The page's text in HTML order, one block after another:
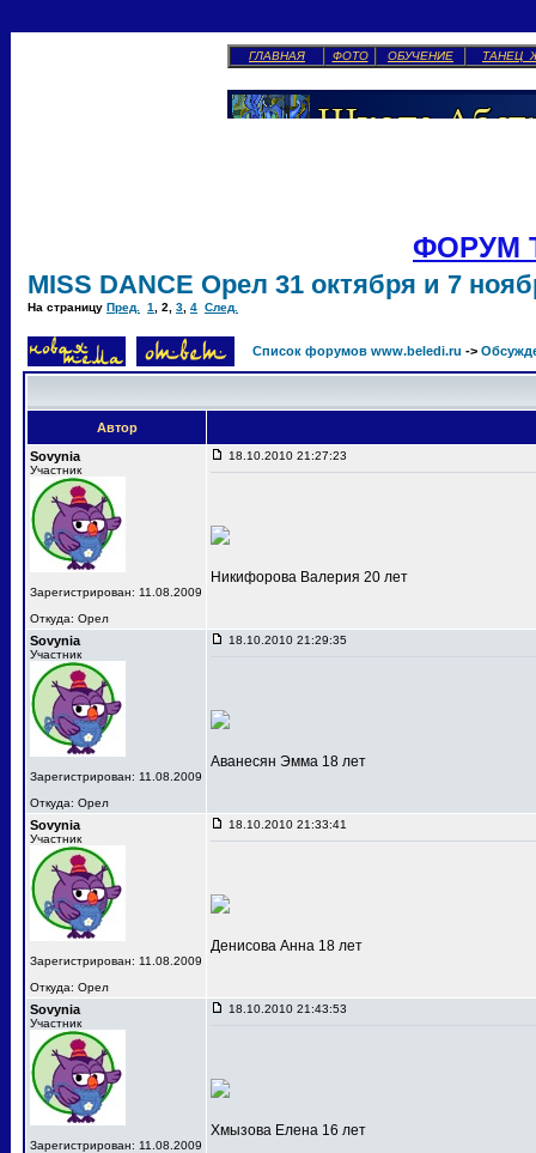
ГЛАВНАЯ ФОТО ОБУЧЕНИЕ ТАНЕЦ
ФОРУМ
MISS DANCE Орел 31 октября и 7
На страницу Пред. 1 2 3 4 След.
Список форумов www.beledi.ru ->
Автор
Sovynia
Участник
Зарегистрирован: 11.08.2009
Откуда: Орел
18.10.2010 21:27:23
Никифорова Валерия 20 лет
Sovynia
Участник
Зарегистрирован: 11.08.2009
Откуда: Орел
18.10.2010 21:29:35
Аванесян Эмма 18 лет
Sovynia
Участник
Зарегистрирован: 11.08.2009
Откуда: Орел
18.10.2010 21:33:41
Денисова Анна 18 лет
Sovynia
Участник
Зарегистрирован: 11.08.2009
18.10.2010 21:43:53
Хмызова Елена 16 лет